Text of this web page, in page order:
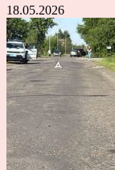
18.05.2026